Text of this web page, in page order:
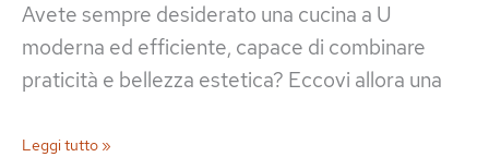
Avete sempre desiderato una cucina a U
moderna ed efficiente, capace di combinare
praticità e bellezza estetica? Eccovi allora una
40
Leggi tutto »